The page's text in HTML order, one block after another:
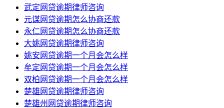
武定网贷逾期律师咨询
元谋网贷逾期怎么协商还款
永仁网贷逾期怎么协商还款
大姚网贷逾期律师咨询
姚安网贷逾期一个月会怎么样
牟定网贷逾期一个月会怎么样
双柏网贷逾期一个月会怎么样
楚雄网贷逾期律师咨询
楚雄州网贷逾期律师咨询